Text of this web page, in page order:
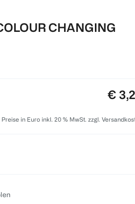
CHANGING
€
Preise in Euro inkl. 20 % MwSt. zzgl.